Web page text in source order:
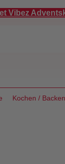
Vibez
Kochen / Backen